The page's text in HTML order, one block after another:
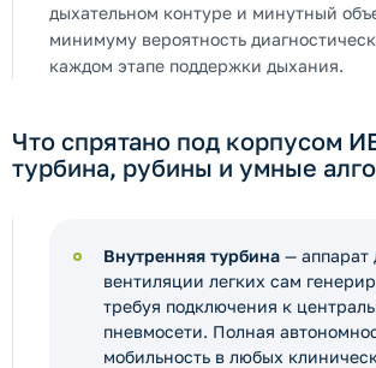
дыхательном контуре и минутный
минимуму вероятность
каждом этапе поддержки дыхания.
Что спрятано под корпусом
турбина, рубины и умные
Внутренняя турбина — аппарат
вентиляции легких сам
требуя подключения к
пневмосети. Полная
мобильность в любых